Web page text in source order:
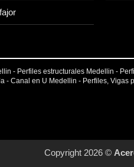
- Perfiles estructurales Medellin -
- Canal en U Medellin - Perfiles, Vigas
Copyright 2026 ©